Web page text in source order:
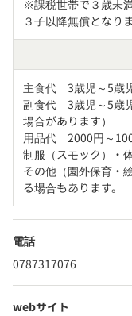
※課税世帯で３歳未
３子以降無償となりま
主食代　3歳児～5歳
副食代　3歳児～5歳
場合があります）
用品代　2000円～
制服（スモック）・
その他（園外保育・
電話
0787317076
webサイト